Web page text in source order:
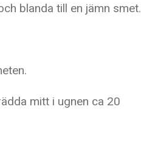
blanda till en jämn smet.
mitt i ugnen ca 20